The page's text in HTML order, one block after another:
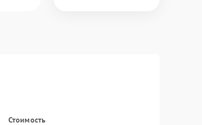
Стоимость